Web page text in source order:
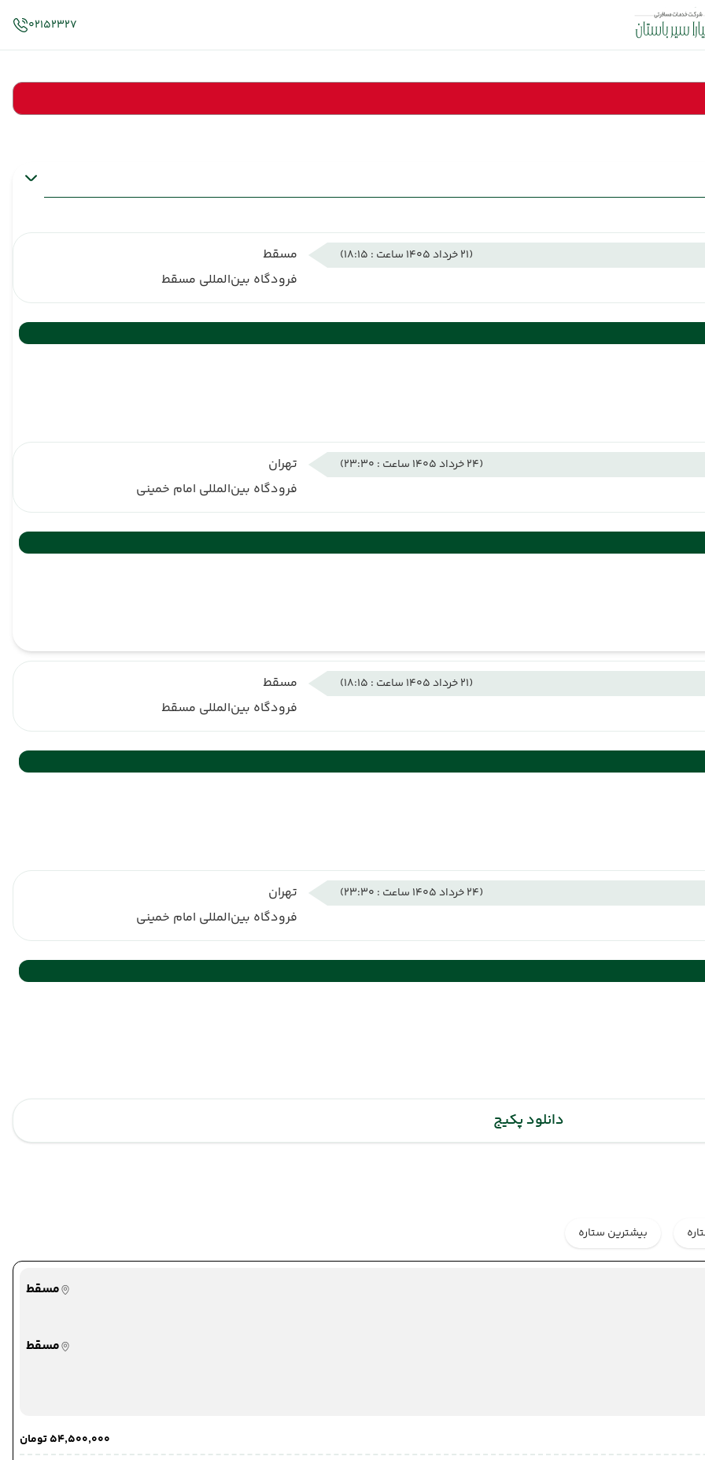
02152327
(21 خرداد 1405 ساعت : 18:15)
مسقط
فرودگاه بین‌المللی مسقط
(24 خرداد 1405 ساعت : 23:30)
تهران
فرودگاه بین‌المللی امام خمینی
(21 خرداد 1405 ساعت : 18:15)
مسقط
فرودگاه بین‌المللی مسقط
(24 خرداد 1405 ساعت : 23:30)
تهران
فرودگاه بین‌المللی امام خمینی
دانلود پکیج
بیشترین ستاره
مسقط
مسقط
۵۴٬۵۰۰٬۰۰۰ تومان